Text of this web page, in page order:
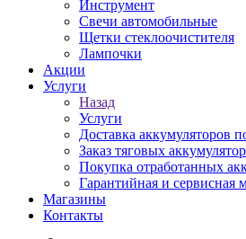
Инструмент
Свечи автомобильные
Щетки стеклоочистителя
Лампочки
Акции
Услуги
Назад
Услуги
Доставка аккумуляторов
Заказ тяговых
Покупка отработанных
Гарантийная и сервисная
Магазины
Контакты